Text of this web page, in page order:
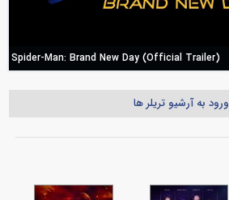
Spider-Man: Brand New Day (Official Trailer)
ورود به آرشیو تریلر ها